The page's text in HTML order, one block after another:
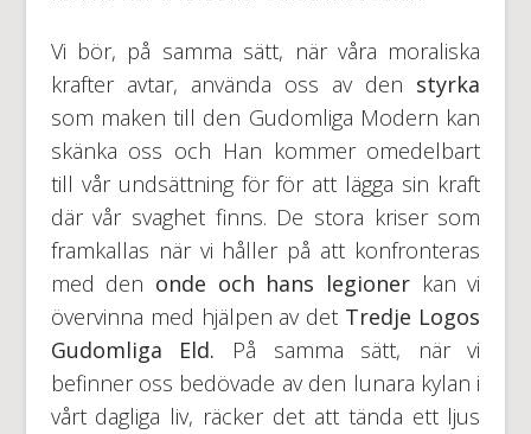
Vi bör, på samma sätt, när våra moraliska
krafter avtar, använda oss av den styrka
som maken till den Gudomliga Modern kan
skänka oss och Han kommer omedelbart
till vår undsättning för för att lägga sin kraft
där vår svaghet finns. De stora kriser som
framkallas när vi håller på att konfronteras
med den onde och hans legioner kan vi
övervinna med hjälpen av det Tredje Logos
Gudomliga Eld. På samma sätt, när vi
befinner oss bedövade av den lunara kylan i
vårt dagliga liv, räcker det att tända ett ljus